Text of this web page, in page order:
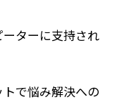
ターに支持され
で悩み解決への